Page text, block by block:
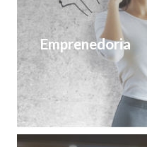
Emprenedoria